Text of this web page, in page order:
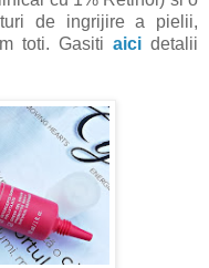
de ingrijire a pielii,
toti. Gasitiaici detalii